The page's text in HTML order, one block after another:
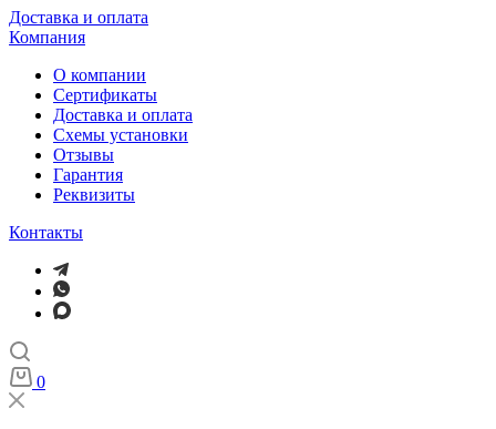
Доставка и оплата
Компания
О компании
Сертификаты
Доставка и оплата
Схемы установки
Отзывы
Гарантия
Реквизиты
Контакты
0